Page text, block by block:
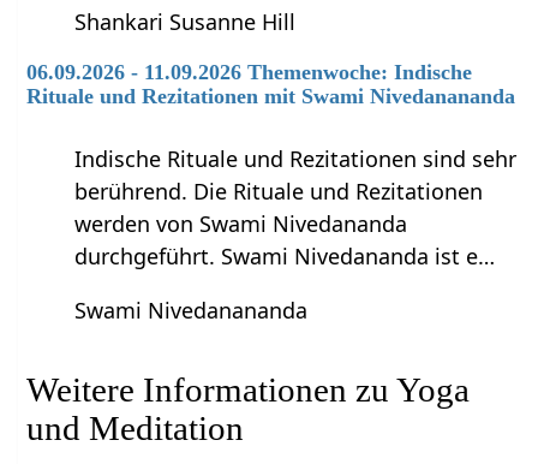
Shankari Susanne Hill
06.09.2026 - 11.09.2026 Themenwoche: Indische
Rituale und Rezitationen mit Swami Nivedanananda
Indische Rituale und Rezitationen sind sehr
berührend. Die Rituale und Rezitationen
werden von Swami Nivedananda
durchgeführt. Swami Nivedananda ist e…
Swami Nivedanananda
Weitere Informationen zu Yoga
und Meditation